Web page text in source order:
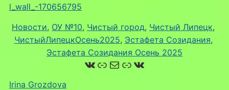
l_wall_-170656795
Новости, ОУ №10, Чистый город, Чистый Липецк
ЧистыйЛипецкОсень2025, Эстафета Созидания
Эстафета Созидания Осень 2025
ВКонтакте
Ссылка
Почта
Ссылка
ВКонтакте
Irina Grozdova